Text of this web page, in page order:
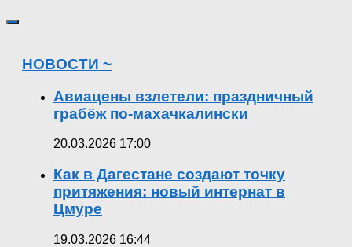
НОВОСТИ ~
Авиацены взлетели: праздничный
грабёж по-махачкалински
20.03.2026 17:00
Как в Дагестане создают точку
притяжения: новый интернат в
Цмуре
19.03.2026 16:44